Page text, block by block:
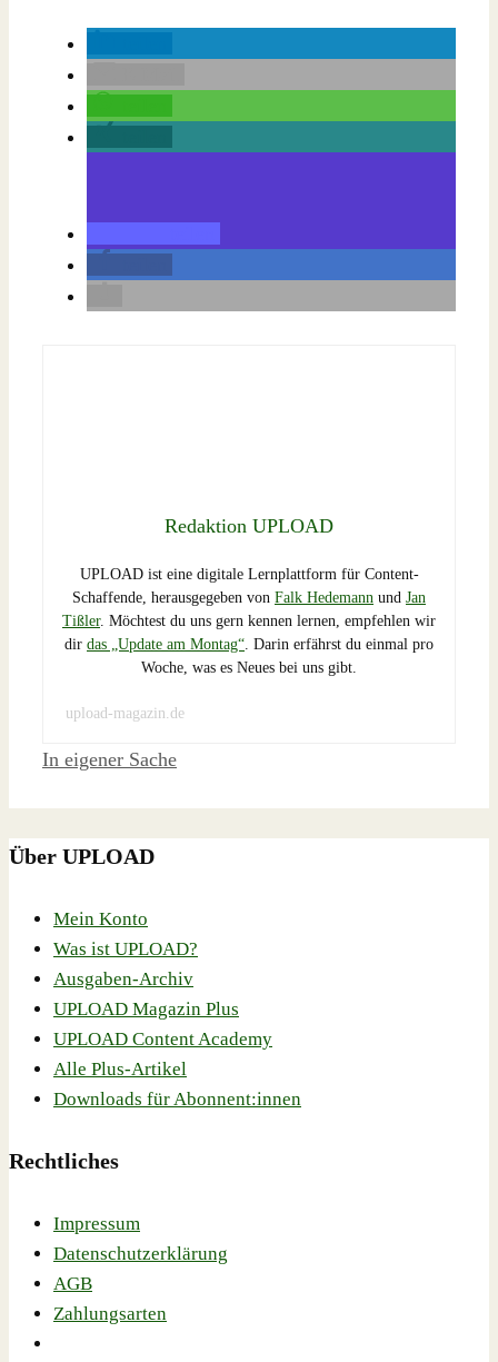
Redaktion UPLOAD
UPLOAD ist eine digitale Lernplattform für Content-
Schaffende, herausgegeben von Falk Hedemann und Jan
Tißler. Möchtest du uns gern kennen lernen, empfehlen wir
dir das „Update am Montag“. Darin erfährst du einmal pro
Woche, was es Neues bei uns gibt.
upload-magazin.de
Schlagwörter
In eigener Sache
Über UPLOAD
Mein Konto
Was ist UPLOAD?
Ausgaben-Archiv
UPLOAD Magazin Plus
UPLOAD Content Academy
Alle Plus-Artikel
Downloads für Abonnent:innen
Rechtliches
Impressum
Datenschutzerklärung
AGB
Zahlungsarten